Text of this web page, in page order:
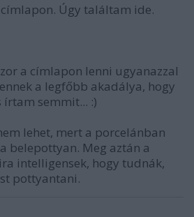
Úgy találtam ide.
a címlapon lenni ugyanazzal
a legfőbb akadálya, hogy
írtam semmit... :)
lehet, mert a porcelánban
belepottyan. Meg aztán a
intelligensek, hogy tudnák,
pottyantani.